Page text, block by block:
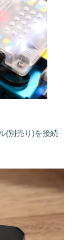
(別売り)を接続